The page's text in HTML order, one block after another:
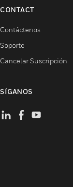
CONTACT
Contáctenos
Soporte
Cancelar Suscripción
SÍGANOS